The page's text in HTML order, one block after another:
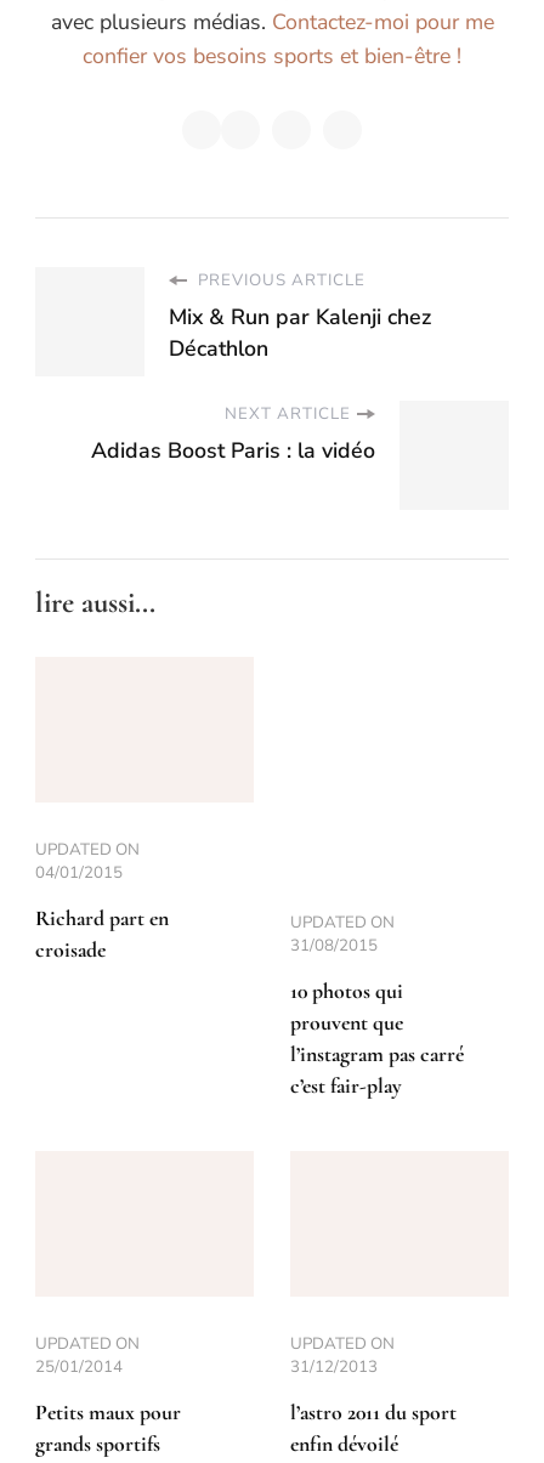
avec plusieurs médias. Contactez-moi pour me
confier vos besoins sports et bien-être !
PREVIOUS ARTICLE
Mix & Run par Kalenji chez
Décathlon
NEXT ARTICLE
Adidas Boost Paris : la vidéo
lire aussi...
UPDATED ON
04/01/2015
Richard part en
croisade
UPDATED ON
31/08/2015
10 photos qui
prouvent que
l’instagram pas carré
c’est fair-play
UPDATED ON
25/01/2014
Petits maux pour
grands sportifs
UPDATED ON
31/12/2013
l’astro 2011 du sport
enfin dévoilé